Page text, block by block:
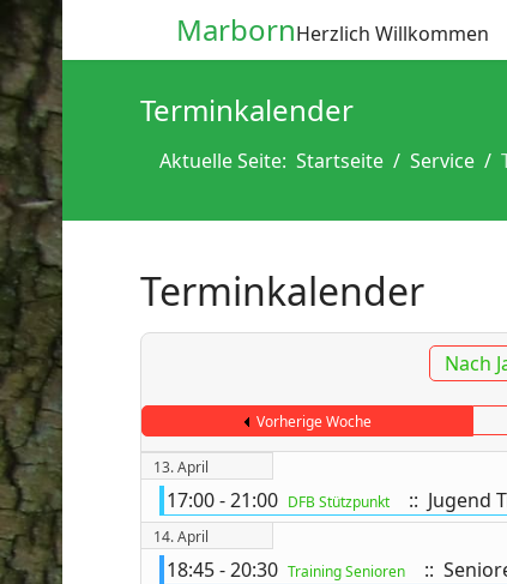
MarbornHerzlich Willkommen
Terminkalender
Aktuelle Seite: Startseite Service
Terminkalender
Nach
Vorherige Woche
13. April
17:00 - 21:00 DFB Stützpunkt :: Jugend
14. April
18:45 - 20:30 Training Senioren ::